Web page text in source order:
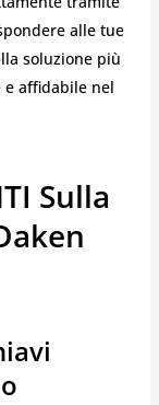
alle tue
soluzione più
affidabile nel
Sulla